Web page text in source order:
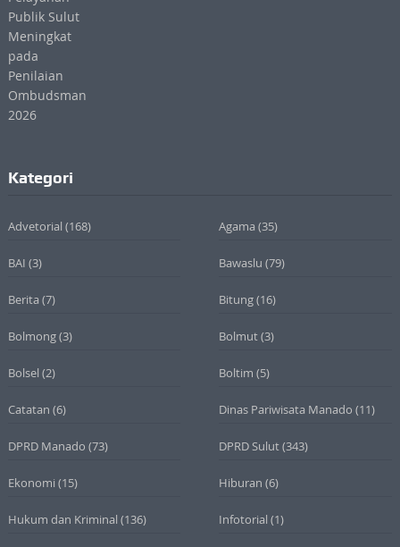
Kategori
Advetorial (168) Agama (35)
BAI (3) Bawaslu (79)
Berita (7) Bitung(16)
Bolmong(3) Bolmut(3)
Bolsel (2) Boltim (5)
Catatan (6) Dinas Pariwisata Manado (11)
DPRD Manado (73) DPRD Sulut(343)
Ekonomi (15) Hiburan (6)
Hukum dan Kriminal (136) Infotorial (1)